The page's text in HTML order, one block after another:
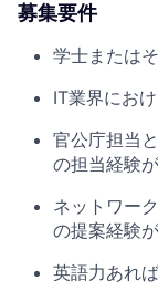
募集要件
学士または
IT業界にお
官公庁担当
の担当経験
ネットワー
の提案経験
英語力あれ